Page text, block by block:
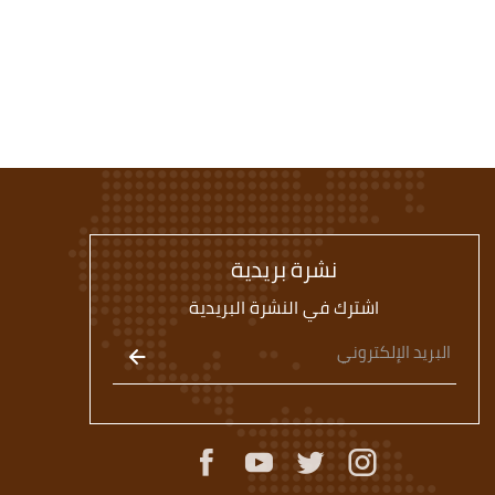
نشرة بريدية
اشترك في النشرة البريدية